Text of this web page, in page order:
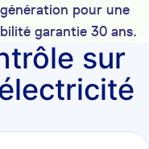
pour une
garantie 30 ans.
sur